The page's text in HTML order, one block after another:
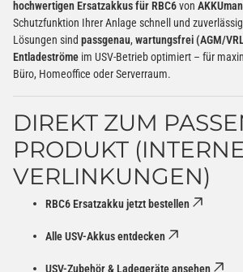
hochwertigen Ersatzakkus für RBC6von
Schutzfunktion Ihrer Anlage schnell und
Lösungen sind passgenau, wartungsfrei (AGM/
Entladeströme im USV-Betrieb optimiert – für
Büro, Homeoffice oder Serverraum.
DIREKT ZUM
PRODUKT (INTERNE
VERLINKUNGEN)
RBC6 Ersatzakku jetzt bestellen
Alle USV-Akkus entdecken
USV-Zubehör & Ladegeräte ansehen